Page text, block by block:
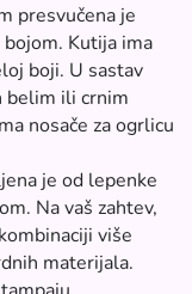
presvučena je
Kutija ima
boji. U sastav
belim ili crnim
nosače za ogrlicu
je od lepenke
Na vaš zahtev,
više
materijala.